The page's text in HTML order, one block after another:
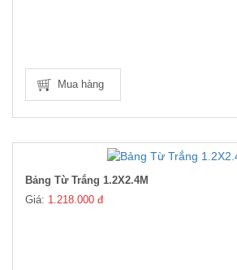
Mua hàng
Bảng Từ Trắng 1.2X2.4M
Giá: 1.218.000 đ